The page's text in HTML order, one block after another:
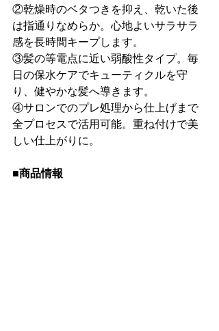
②乾燥時のベタつきを抑え、乾いた後
は指通りなめらか。心地よいサラサラ
感を長時間キープします。
③髪の等電点に近い弱酸性タイプ。毎
日の保水ケアでキューティクルを守
り、健やかな髪へ導きます。
④サロンでのプレ処理から仕上げまで
全プロセスで活用可能。重ね付けで美
しい仕上がりに。
■商品情報